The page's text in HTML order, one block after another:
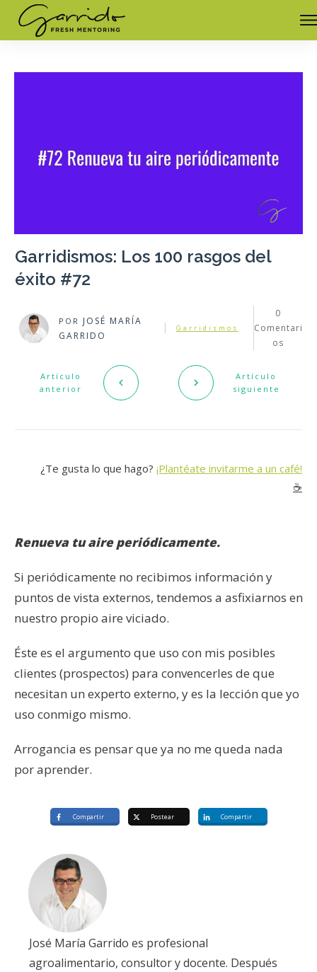
Garridismos: Los 100 rasgos del
éxito #72
POR JOSÉ MARÍA
GARRIDO
Garridismos
0
Comentari
os
Artículo
anterior
Artículo
siguiente
¿Te gusta lo que hago? ¡Plantéate invitarme a un café!
☕️
Renueva tu aire periódicamente.
Si periódicamente no recibimos información y
puntos de vista externos, tendemos a asfixiarnos en
nuestro propio aire viciado.
Éste es el argumento que uso con mis posibles
clientes (prospectos) para convencerles de que
necesitan un experto externo, y es la lección que yo
uso conmigo mismo.
Arrogancia es pensar que ya no me queda nada
por aprender.
Compartir Postear Compartir
José María Garrido es profesional
agroalimentario, consultor y docente. Después